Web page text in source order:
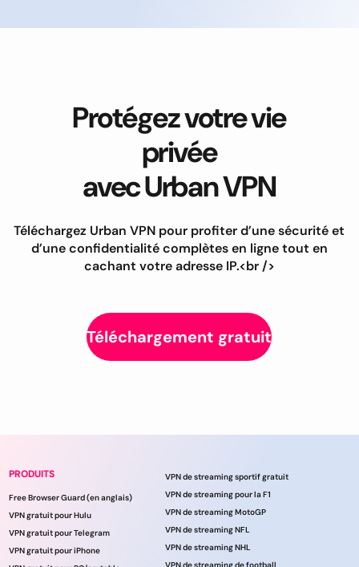
Protégez votre vie
privée
avec Urban VPN
Téléchargez Urban VPN pour profiter d’une sécurité et
d’une confidentialité complètes en ligne tout en
cachant votre adresse IP.<br />
Téléchargement gratuit
PRODUITS
Free Browser Guard (en anglais)
VPN gratuit pour Hulu
VPN gratuit pour Telegram
VPN gratuit pour iPhone
VPN de streaming sportif gratuit
VPN de streaming pour la F1
VPN de streaming MotoGP
VPN de streaming NFL
VPN de streaming NHL